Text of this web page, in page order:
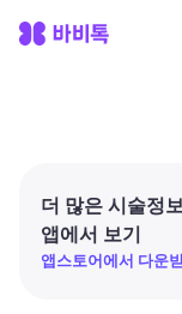
더 많은 시술정
앱에서 보기
앱스토어에서 다운